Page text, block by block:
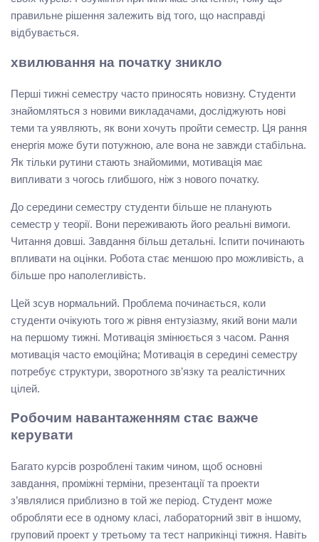
правильне рішення залежить від того, що насправді
відбувається.
хвилювання на початку зникло
Перші тижні семестру часто приносять новизну. Студенти
знайомляться з новими викладачами, досліджують нові
теми та уявляють, як вони хочуть пройти семестр. Ця рання
енергія може бути потужною, але вона не завжди стабільна.
Як тільки рутини стають знайомими, мотивація має
випливати з чогось глибшого, ніж з нового початку.
До середини семестру студенти більше не планують
семестр у теорії. Вони переживають його реальні вимоги.
Читання довші. Завдання більш детальні. Іспити починають
впливати на оцінки. Робота стає меншою про можливість, а
більше про наполегливість.
Цей зсув нормальний. Проблема починається, коли
студенти очікують того ж рівня ентузіазму, який вони мали
на першому тижні. Мотивація змінюється з часом. Рання
мотивація часто емоційна; Мотивація в середині семестру
потребує структури, зворотного зв’язку та реалістичних
цілей.
Робочим навантаженням стає важче
керувати
Багато курсів розроблені таким чином, щоб основні
завдання, проміжні терміни, презентації та проекти
з’являлися приблизно в той же період. Студент може
обробляти есе в одному класі, лабораторний звіт в іншому,
груповий проект у третьому та тест наприкінці тижня. Навіть